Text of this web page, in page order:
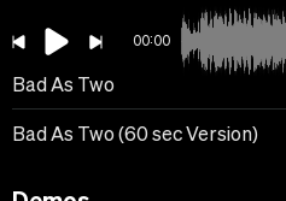
00:00
Bad As Two
Bad As Two (60 sec Version)